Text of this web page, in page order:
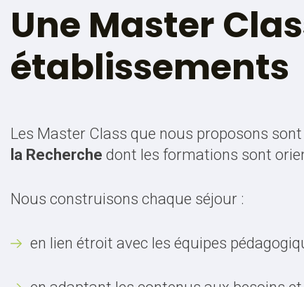
Une Master
établissements
Les Master Class que nous proposons sont
la Recherche dont les formations sont
Nous construisons chaque séjour :
en lien étroit avec les équipes